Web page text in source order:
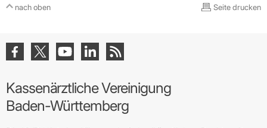
nach oben Seite drucken
Kassenärztliche Vereinigung
Baden-Württemberg